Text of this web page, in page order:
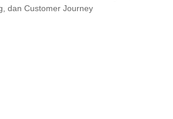
dan Customer Journey